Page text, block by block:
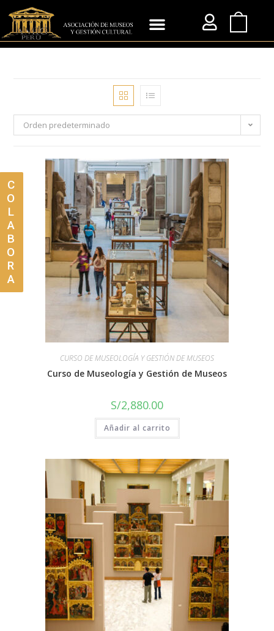
Orden predeterminado
CURSO DE MUSEOLOGÍA Y GESTIÓN DE MUSEOS
Curso de Museología y Gestión de Museos
S/2,880.00
Añadir al carrito
C
O
L
A
B
O
R
A